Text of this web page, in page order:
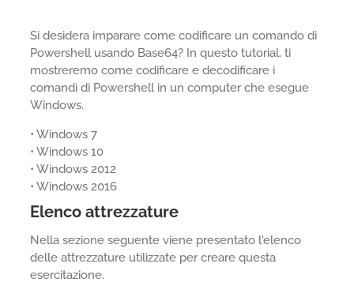
Si desidera imparare come codificare un comando di
Powershell usando Base64? In questo tutorial, ti
mostreremo come codificare e decodificare i
comandi di Powershell in un computer che esegue
Windows.
• Windows 7
• Windows 10
• Windows 2012
• Windows 2016
Elenco attrezzature
Nella sezione seguente viene presentato l'elenco
delle attrezzature utilizzate per creare questa
esercitazione.